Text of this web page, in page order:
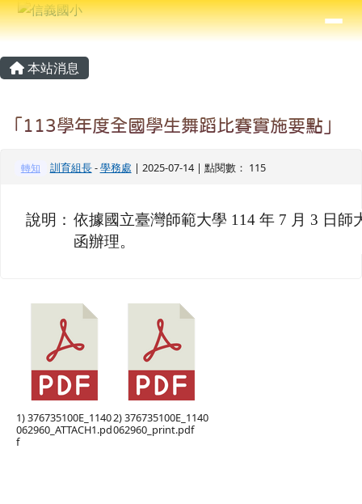
跳至主內容區
信義國小
⏸
導覽列
主內容區域
本站消息
「113學年度全國學生舞蹈比賽實施要點」
轉知 訓育組長-學務處 | 2025-07-14 | 點閱數： 115
說明： 依據國立臺灣師範大學 114 年 7 月 3 日師
函辦理。
1) 376735100E_1140
062960_ATTACH1.pd
f
2) 376735100E_1140
062960_print.pdf
頁尾區域